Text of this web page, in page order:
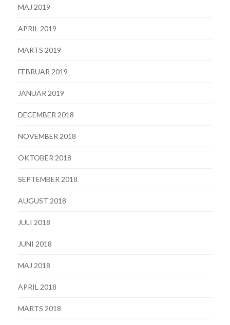
MAJ 2019
APRIL 2019
MARTS 2019
FEBRUAR 2019
JANUAR 2019
DECEMBER 2018
NOVEMBER 2018
OKTOBER 2018
SEPTEMBER 2018
AUGUST 2018
JULI 2018
JUNI 2018
MAJ 2018
APRIL 2018
MARTS 2018